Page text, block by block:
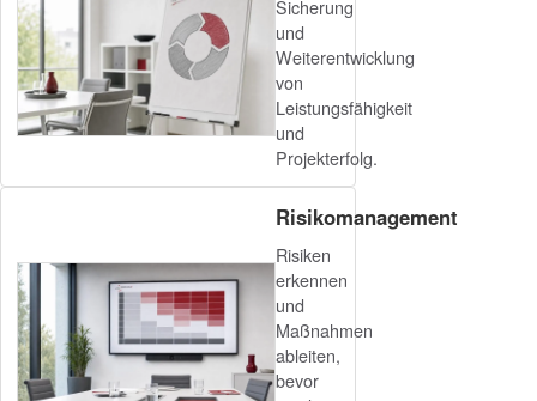
Sicherung
und
Weiterentwicklung
von
Leistungsfähigkeit
und
Projekterfolg.
Risikomanagement
Risiken
erkennen
und
Maßnahmen
ableiten,
bevor